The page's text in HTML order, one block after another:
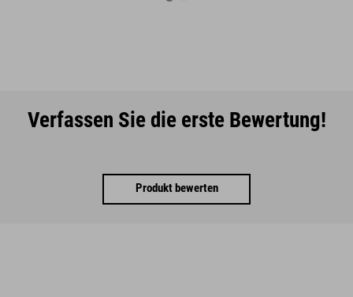
Verfassen Sie die erste Bewertung!
Produkt bewerten